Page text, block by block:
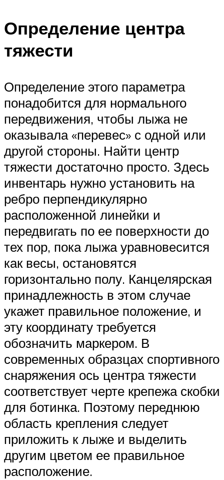
Определение центра
тяжести
Определение этого параметра
понадобится для нормального
передвижения, чтобы лыжа не
оказывала «перевес» с одной или
другой стороны. Найти центр
тяжести достаточно просто. Здесь
инвентарь нужно установить на
ребро перпендикулярно
расположенной линейки и
передвигать по ее поверхности до
тех пор, пока лыжа уравновесится
как весы, остановятся
горизонтально полу. Канцелярская
принадлежность в этом случае
укажет правильное положение, и
эту координату требуется
обозначить маркером. В
современных образцах спортивного
снаряжения ось центра тяжести
соответствует черте крепежа скобки
для ботинка. Поэтому переднюю
область крепления следует
приложить к лыже и выделить
другим цветом ее правильное
расположение.